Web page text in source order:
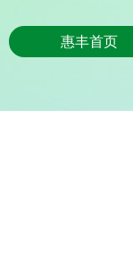
惠丰首页